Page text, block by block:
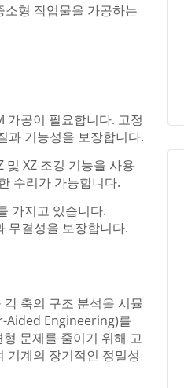
형 작업물을 가공하는
가공이 필요합니다. 고정
과 기능성을 보장합니다.
및 XZ 조깅 기능을 사용
수리가 가능합니다.
가지고 있습니다.
무결성을 보장합니다.
축의 구조 분석을 시뮬
Aided Engineering)를
문제를 줄이기 위해 고
기계의 장기적인 정밀성